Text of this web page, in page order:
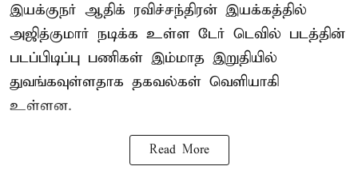
இயக்குநர் ஆதிக் ரவிச்சந்திரன் இயக்கத்தில்
அஜித்குமார் நடிக்க உள்ள டேர் டெவில் படத்தின்
படப்பிடிப்பு பணிகள் இம்மாத இறுதியில்
துவங்கவுள்ளதாக தகவல்கள் வெளியாகி
உள்ளன.
Read More